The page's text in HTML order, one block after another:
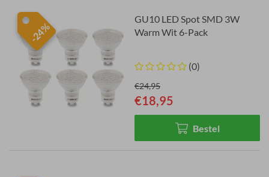
-24%
GU10 LED Spot SMD 3W
Warm Wit 6-Pack
(0)
€24,95
€18,95
Bestel